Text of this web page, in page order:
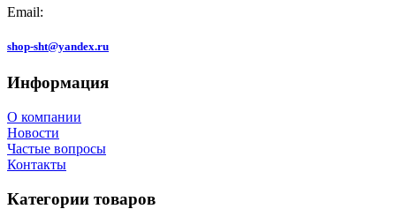
Email:
shop-sht@yandex.ru
Информация
О компании
Новости
Частые вопросы
Контакты
Категории товаров